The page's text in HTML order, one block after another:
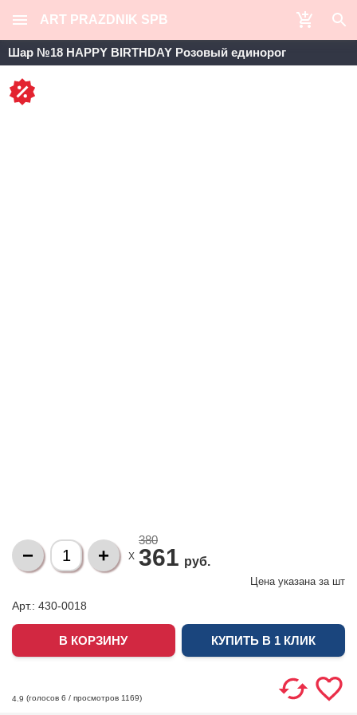
ART PRAZDNIK SPB
Шар №18 HAPPY BIRTHDAY Розовый единорог
X
380
361 руб.
Цена указана за шт
Арт.: 430-0018
КУПИТЬ В 1 КЛИК
4.9 (голосов 6 / просмотров 1169)